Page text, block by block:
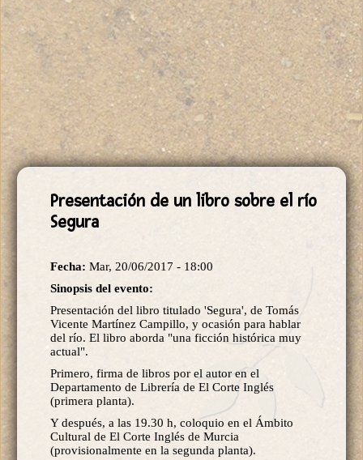
Presentación de un libro sobre el río
Segura
Fecha: Mar, 20/06/2017 - 18:00
Sinopsis del evento:
Presentación del libro titulado 'Segura', de Tomás
Vicente Martínez Campillo, y ocasión para hablar
del río. El libro aborda "una ficción histórica muy
actual".
Primero, firma de libros por el autor en el
Departamento de Librería de El Corte Inglés
(primera planta).
Y después, a las 19.30 h, coloquio en el Ámbito
Cultural de El Corte Inglés de Murcia
(provisionalmente en la segunda planta).